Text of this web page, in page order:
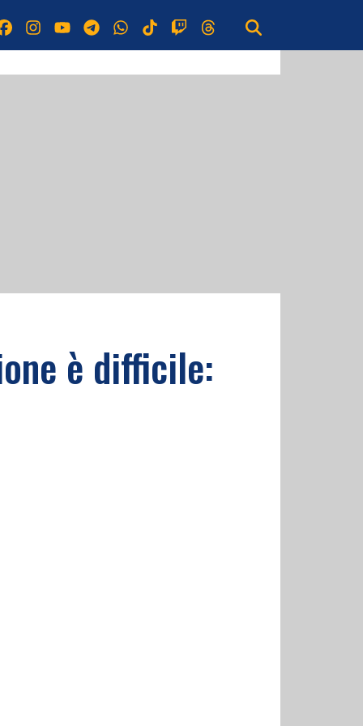
è difficile: